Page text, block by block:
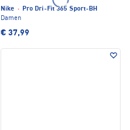
Nike · Pro Dri-Fit 365 Sport-BH
Damen
€ 37,99